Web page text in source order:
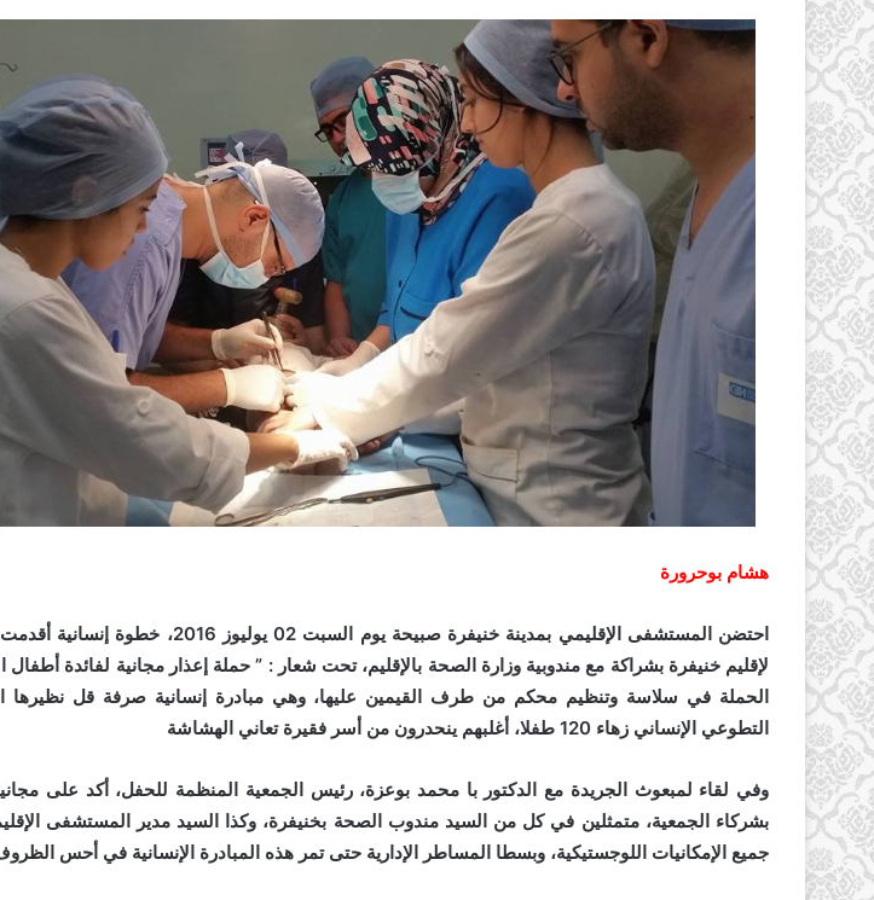
هشام بوحرورة
احتضن المستشفى الإقليمي بمدينة خنيفرة صبيحة يوم السبت
لإقليم خنيفرة بشراكة مع مندوبية وزارة الصحة بالإقليم، تحت شعار : ” حملة إعذار مجانية لفائدة
الحملة في سلاسة وتنظيم محكم من طرف القيمين عليها، وهي مبادرة إنسانية صرفة قل نظيرها
التطوعي الإنساني زهاء 120 طفلا، أغلبهم ينحدرون من أسر فقيرة تعاني الهشاشة
وفي لقاء لمبعوث الجريدة مع الدكتور با محمد بوعزة، رئيس الجمعية المنظمة للحفل، أكد على
بشركاء الجمعية، متمثلين في كل من السيد مندوب الصحة بخنيفرة، وكذا السيد مدير المستشفى
جميع الإمكانيات اللوجستيكية، وبسطا المساطر الإدارية حتى تمر هذه المبادرة الإنسانية في أحس